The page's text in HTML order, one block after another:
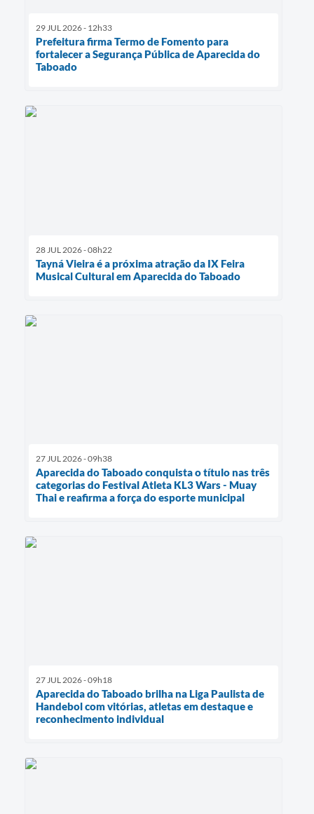
29 JUL 2026 - 12h33
Prefeitura firma Termo de Fomento para
fortalecer a Segurança Pública de Aparecida do
Taboado
28 JUL 2026 - 08h22
Tayná Vieira é a próxima atração da IX Feira
Musical Cultural em Aparecida do Taboado
27 JUL 2026 - 09h38
Aparecida do Taboado conquista o título nas três
categorias do Festival Atleta KL3 Wars - Muay
Thai e reafirma a força do esporte municipal
27 JUL 2026 - 09h18
Aparecida do Taboado brilha na Liga Paulista de
Handebol com vitórias, atletas em destaque e
reconhecimento individual